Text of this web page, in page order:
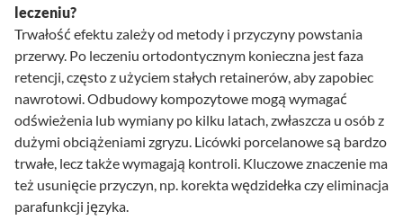
leczeniu?
Trwałość efektu zależy od metody i przyczyny powstania
przerwy. Po leczeniu ortodontycznym konieczna jest faza
retencji, często z użyciem stałych retainerów, aby zapobiec
nawrotowi. Odbudowy kompozytowe mogą wymagać
odświeżenia lub wymiany po kilku latach, zwłaszcza u osób z
dużymi obciążeniami zgryzu. Licówki porcelanowe są bardzo
trwałe, lecz także wymagają kontroli. Kluczowe znaczenie ma
też usunięcie przyczyn, np. korekta wędzidełka czy eliminacja
parafunkcji języka.